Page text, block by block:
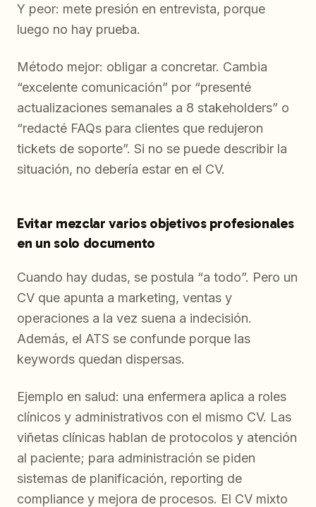
Y peor: mete presión en entrevista, porque
luego no hay prueba.
Método mejor: obligar a concretar. Cambia
“excelente comunicación” por “presenté
actualizaciones semanales a 8 stakeholders” o
“redacté FAQs para clientes que redujeron
tickets de soporte”. Si no se puede describir la
situación, no debería estar en el CV.
Evitar mezclar varios objetivos profesionales
en un solo documento
Cuando hay dudas, se postula “a todo”. Pero un
CV que apunta a marketing, ventas y
operaciones a la vez suena a indecisión.
Además, el ATS se confunde porque las
keywords quedan dispersas.
Ejemplo en salud: una enfermera aplica a roles
clínicos y administrativos con el mismo CV. Las
viñetas clínicas hablan de protocolos y atención
al paciente; para administración se piden
sistemas de planificación, reporting de
compliance y mejora de procesos. El CV mixto